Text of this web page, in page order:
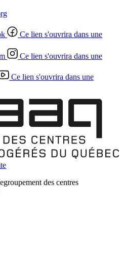
Ce lien s'ouvrira dans une
Ce lien s'ouvrira dans une
Ce lien s'ouvrira dans une
des centres